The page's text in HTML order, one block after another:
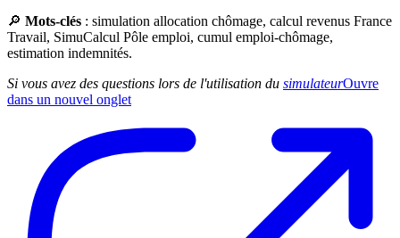
🔎 Mots-clés : simulation allocation chômage, calcul revenus France
Travail, SimuCalcul Pôle emploi, cumul emploi-chômage,
estimation indemnités.
Si vous avez des questions lors de l'utilisation du simulateurOuvre
dans un nouvel onglet